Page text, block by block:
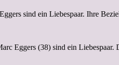
sind ein Liebespaar. Ihre
Eggers (38) sind ein Liebespaar.